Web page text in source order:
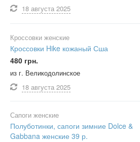
18 августа 2025
Кроссовки женские
Кроссовки Hike кожаный Сша
480 грн.
из г. Великодолинское
18 августа 2025
Сапоги женские
Полуботинки, сапоги зимние Dolce &
Gabbana женские 39 р.